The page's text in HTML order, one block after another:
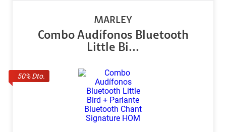
50% Dto.
MARLEY
Combo Audífonos Bluetooth
Little Bi...